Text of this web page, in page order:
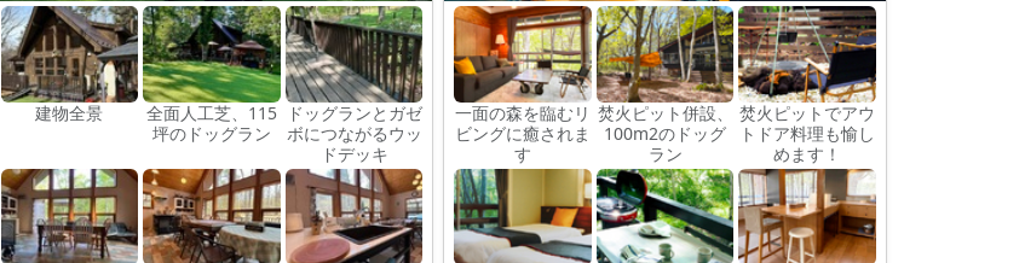
建物全景
全面人工芝、115
坪のドッグラン
ドッグランとガゼ
ボにつながるウッ
ドデッキ
一面の森を臨むリ
ビングに癒されま
す
焚火ピット併設、
100m2のドッグ
ラン
焚火ピットでアウ
トドア料理も愉し
めます！